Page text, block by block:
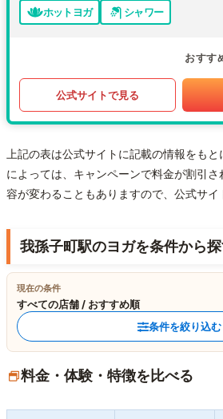
ホットヨガ シャワー
おすす
公式サイトで見る
上記の表は公式サイトに記載の情報をも
によっては、キャンペーンで料金が割引
容が変わることもありますので、公式サイ
我孫子町駅のヨガを条件から
現在の条件
すべての店舗 / おすすめ順
条件を絞り込む
料金・体験・特徴を比べる